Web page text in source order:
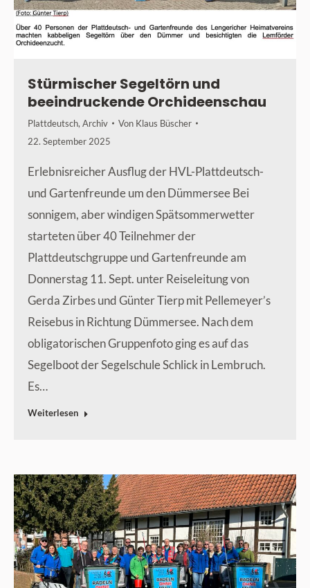
Stürmischer Segeltörn und
beeindruckende Orchideenschau
Plattdeutsch, Archiv Von Klaus Büscher
22. September 2025
Erlebnisreicher Ausflug der HVL-Plattdeutsch-
und Gartenfreunde um den Dümmersee Bei
sonnigem, aber windigen Spätsommerwetter
starteten über 40 Teilnehmer der
Plattdeutschgruppe und Gartenfreunde am
Donnerstag 11. Sept. unter Reiseleitung von
Gerda Zirbes und Günter Tierp mit Pellemeyer’s
Reisebus in Richtung Dümmersee. Nach dem
obligatorischen Gruppenfoto ging es auf das
Segelboot der Segelschule Schlick in Lembruch.
Es…
Weiterlesen